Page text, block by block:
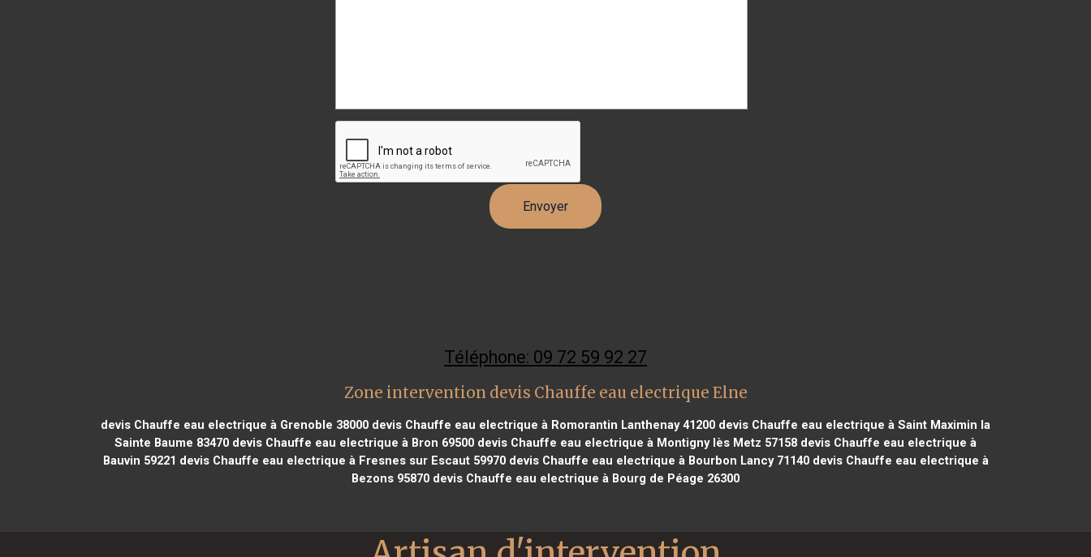
Téléphone: 09 72 59 92 27
Zone intervention devis Chauffe eau electrique Elne
devis Chauffe eau electrique à Grenoble 38000 devis Chauffe eau electrique à Romorantin Lanthenay 41200 devis Chauffe eau electrique à Saint Maximin la
Sainte Baume 83470 devis Chauffe eau electrique à Bron 69500 devis Chauffe eau electrique à Montigny lès Metz 57158 devis Chauffe eau electrique à
Bauvin 59221 devis Chauffe eau electrique à Fresnes sur Escaut 59970devis Chauffe eau electrique à Bourbon Lancy 71140devis Chauffe eau electrique à
Bezons 95870 devis Chauffe eau electrique à Bourg de Péage 26300